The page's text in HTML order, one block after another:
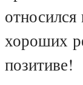
хороших
позитиве!